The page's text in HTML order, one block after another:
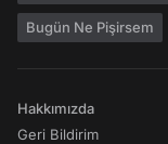
Bugün Ne Pişirsem
Hakkımızda
Geri Bildirim